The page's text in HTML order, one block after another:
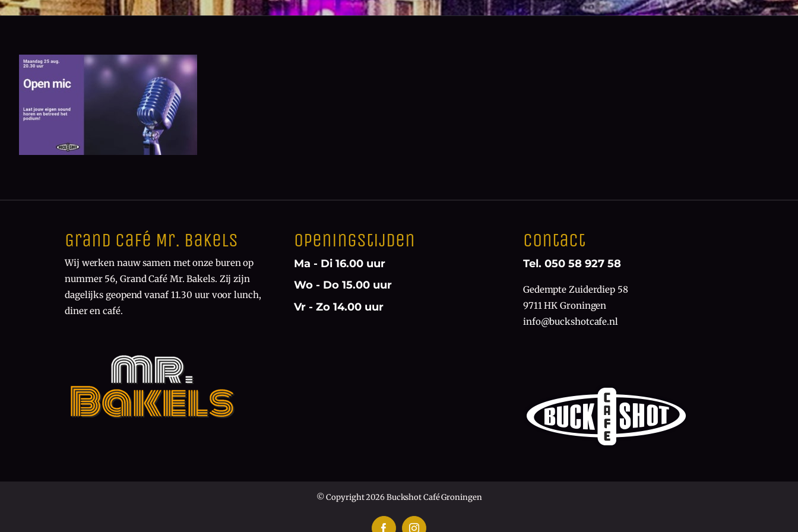
Grand Café Mr. Bakels
Wij werken nauw samen met onze buren op
nummer 56, Grand Café Mr. Bakels. Zij zijn
dagelijks geopend vanaf 11.30 uur voor lunch,
diner en café.
Openingstijden
Ma - Di 16.00 uur
Wo - Do 15.00 uur
Vr - Zo 14.00 uur
Contact
Tel. 050 58 927 58
Gedempte Zuiderdiep 58
9711 HK Groningen
info@buckshotcafe.nl
© Copyright 2026 Buckshot Café Groningen